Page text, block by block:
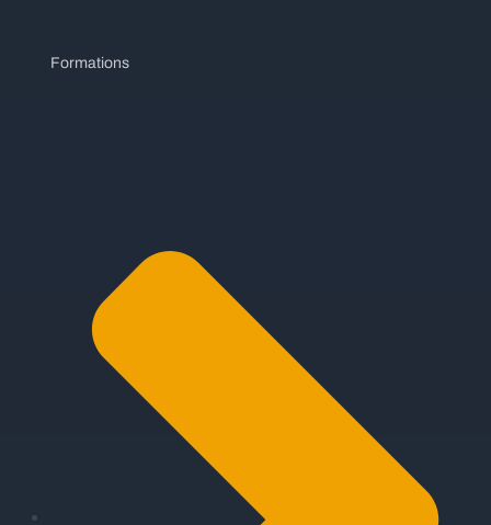
Formations